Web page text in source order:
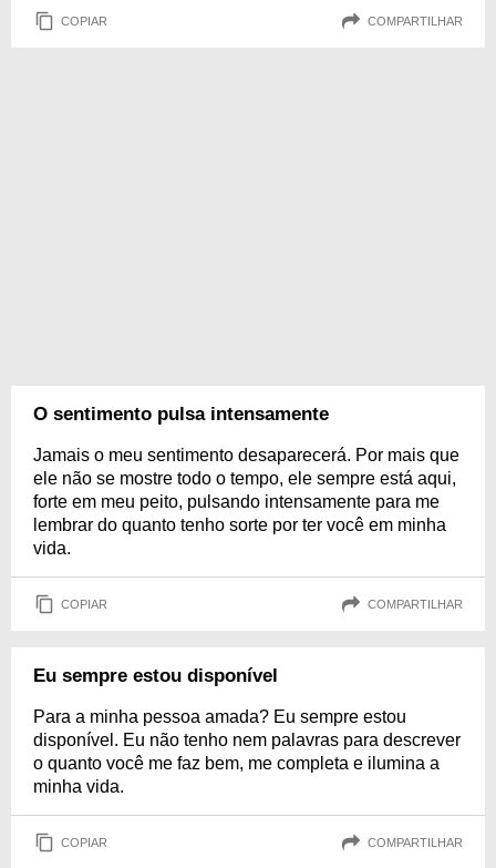
COPIAR COMPARTILHAR
O sentimento pulsa intensamente
Jamais o meu sentimento desaparecerá. Por mais que
ele não se mostre todo o tempo, ele sempre está aqui,
forte em meu peito, pulsando intensamente para me
lembrar do quanto tenho sorte por ter você em minha
vida.
COPIAR COMPARTILHAR
Eu sempre estou disponível
Para a minha pessoa amada? Eu sempre estou
disponível. Eu não tenho nem palavras para descrever
o quanto você me faz bem, me completa e ilumina a
minha vida.
COPIAR COMPARTILHAR